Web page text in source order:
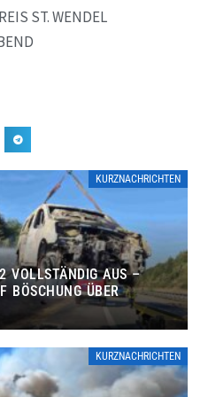
ST. WENDEL
KURZNACHRICHTEN
VOLLSTÄNDIG AUS –
BÖSCHUNG ÜBER
KURZNACHRICHTEN